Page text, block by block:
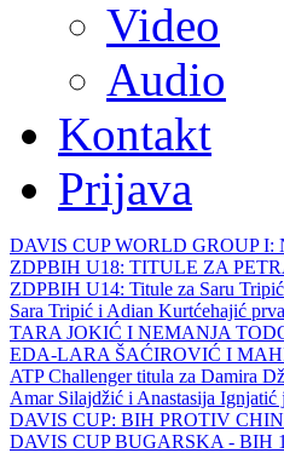
Video
Audio
Kontakt
Prijava
DAVIS CUP WORLD GROUP
ZDPBIH U18: TITULE ZA
ZDPBIH U14: Titule za Saru
Sara Tripić i Adian Kurtćehajić
TARA JOKIĆ I NEMANJA
EDA-LARA ŠAĆIROVIĆ I
ATP Challenger titula za Damira
Amar Silajdžić i Anastasija
DAVIS CUP: BIH PROTIV
DAVIS CUP BUGARSKA - BIH